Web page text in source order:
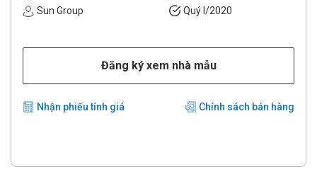
Sun Group
Quý I/2020
Đăng ký xem nhà mẫu
Nhận phiếu tính giá Chính sách bán hàng